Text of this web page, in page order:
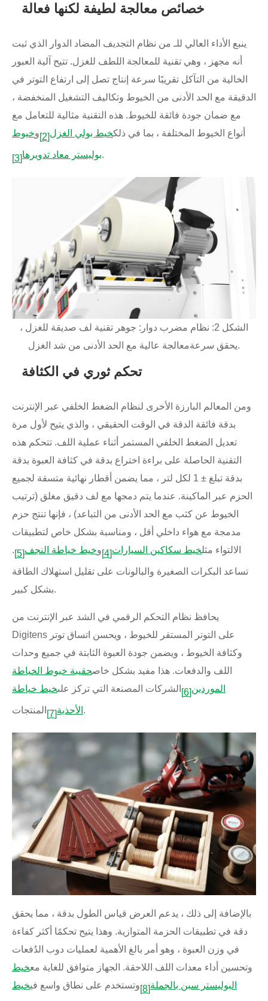
خصائص معالجة لطيفة لكنها فعالة
ينبع الأداء العالي للـ من نظام التجديف المضاد الدوار الذي ثبت
أنه مجهز ، وهي تقنية للمعالجة اللطف للغزل. تتيح آلية العبور
الخالية من التآكل تقريبًا سرعة إنتاج تصل إلى ارتفاع التوتر في
الدقيقة مع الحد الأدنى من الخيوط وتكاليف التشغيل المنخفضة ،
مع ضمان جودة فائقة للخيوط. هذه التقنية مثالية للتعامل مع
أنواع الخيوط المختلفة ، بما في ذلكخيط بولي الغزل[2] وخيوط
بوليستر معاد تدويرها[3] .
الشكل 2: نظام مضرب دوار: جوهر تقنية لف صديقة للغزل ،
يحقق سرعةمعالجة عالية مع الحد الأدنى من شد الغزل.
تحكم ثوري في الكثافة
ومن المعالم البارزة الأخرى لنظام الضغط الخلفي عبر الإنترنت
بدقة فائقة الدقة في الوقت الحقيقي ، والذي يتيح لأول مرة
تعديل الضغط الخلفي المستمر أثناء عملية اللف. تتحكم هذه
التقنية الحاصلة على براءة اختراع بدقة في كثافة العبوة بدقة
بدقة تبلغ ± 1 لكل لتر ، مما يضمن أقطار نهائية متسقة لجميع
الحزم عبر الماكينة. عندما يتم دمجها مع لف دقيق مغلق (ترتيب
الخيوط عن كثب مع الحد الأدنى من التباعد) ، فإنها تنتج حزم
مدمجة مع هواء داخلي أقل ، ومناسبة بشكل خاص لتطبيقات
الالتواء مثلخيط سكاكين السيارات[4] وخيط خياطة النجف[5]
.
تساعد البكرات الصغيرة والبالونات على تقليل استهلاك الطاقة
بشكل كبير.
يحافظ نظام التحكم الرقمي في الشد عبر الإنترنت من
Digitens على التوتر المستقر للخيوط ، ويحسن اتساق توتر
وكثافة الخيوط ، ويضمن جودة العبوة الثابتة في جميع وحدات
اللف والدفعات. هذا مفيد بشكل خاصحقيبة خيوط الخياطة
الموردين[6] الشركات المصنعة التي تركز علىخيط خياطة
الأحذية[7] المنتجات.
بالإضافة إلى ذلك ، يدعم العرض قياس الطول بدقة ، مما يحقق
دقة في تطبيقات الحزمة المتوازية. وهذا يتيح تحكمًا أكثر كفاءة
في وزن العبوة ، وهو أمر بالغ الأهمية لعمليات دوب الدُفعات
وتحسين أداء معدات اللف اللاحقة. الجهاز متوافق للغاية معخيط
البوليستر سبن بالجملة[8] وتستخدم على نطاق واسع فيخيط